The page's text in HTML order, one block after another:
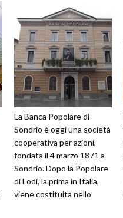
La Banca Popolare di
Sondrio è oggi una società
cooperativa per azioni,
fondata il 4 marzo 1871 a
Sondrio. Dopo la Popolare
di Lodi, la prima in Italia,
viene costituita nello